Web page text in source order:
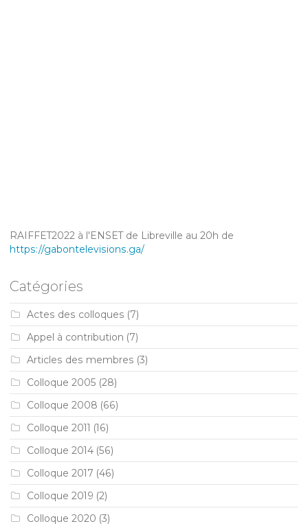
RAIFFET2022 à l'ENSET de Libreville au 20h de
https://gabontelevisions.ga/
Catégories
Actes des colloques (7)
Appel à contribution (7)
Articles des membres (3)
Colloque 2005 (28)
Colloque 2008 (66)
Colloque 2011 (16)
Colloque 2014 (56)
Colloque 2017 (46)
Colloque 2019 (2)
Colloque 2020 (3)